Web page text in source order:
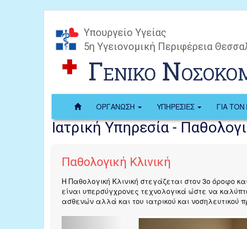
Υπουργείο Υγείας
5η Υγειονομική Περιφέρεια
Γενικο
ΟΡΓΑΝΩΣΗ ΥΠΗΡΕΣΙΕΣ ΓΙΑ ΤΟΝ
Ιατρική Υπηρεσία -
Παθολογική Κλινική
H Παθολογική Κλινική στεγάζεται στον 3ο όροφο
είναι υπερσύγχρονες τεχνολογικά ώστε να
ασθενών αλλά και του ιατρικού και νοσηλευτικού